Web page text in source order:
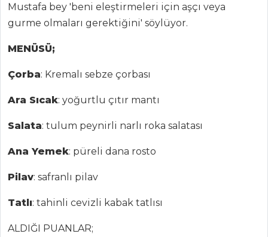
Mustafa bey 'beni eleştirmeleri için aşçı veya
gurme olmaları gerektiğini' söylüyor.
MENÜSÜ;
Çorba: Kremalı sebze çorbası
Ara Sıcak: yoğurtlu çıtır mantı
Salata: tulum peynirli narlı roka salatası
Ana Yemek: püreli dana rosto
Pilav: safranlı pilav
Tatlı: tahinli cevizli kabak tatlısı
ALDIĞI PUANLAR;